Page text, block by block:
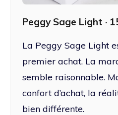
Peggy Sage Light ·
La Peggy Sage Light
premier achat. La
semble raisonnable.
confort d’achat, la
bien différente.